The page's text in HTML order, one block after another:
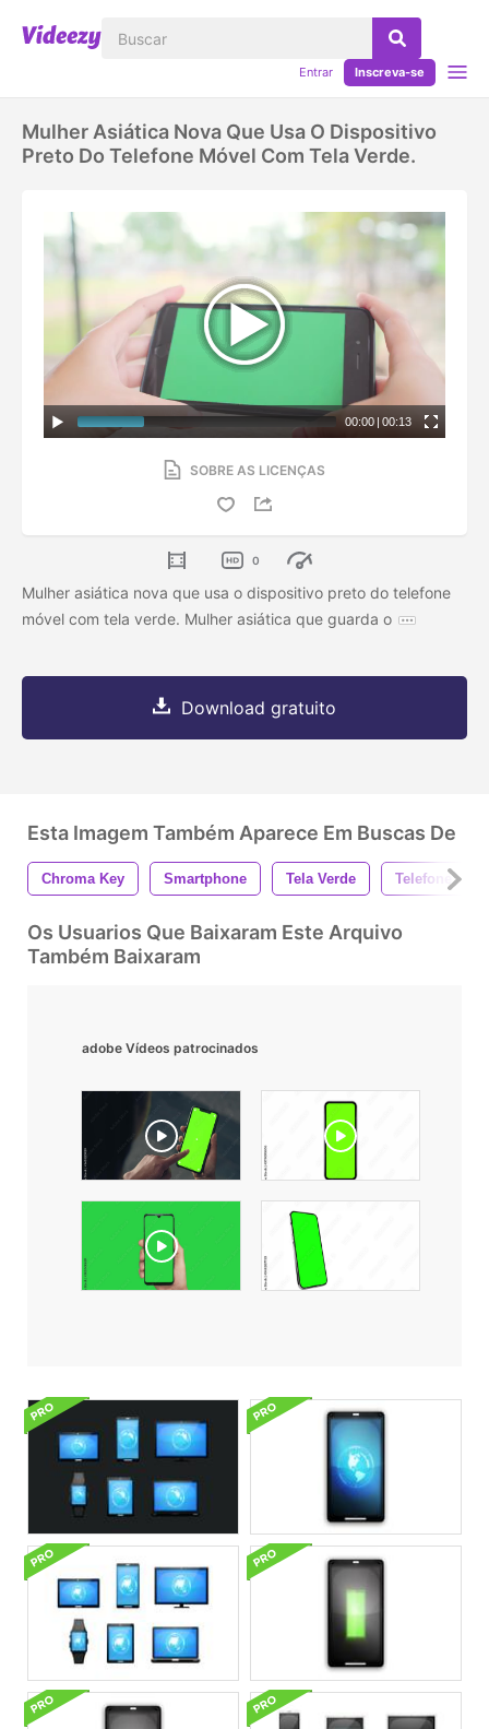
Entrar Inscreva-se
Mulher Asiática Nova Que Usa O Dispositivo
Preto Do Telefone Móvel Com Tela Verde.
00:00 | 00:13
SOBRE AS LICENÇAS
0
Mulher asiática nova que usa o dispositivo preto do telefone
móvel com tela verde. Mulher asiática que guarda o
Download gratuito
Esta Imagem Também Aparece Em Buscas De
Chroma Key Smartphone Tela Verde Telefone
Os Usuarios Que Baixaram Este Arquivo
Também Baixaram
adobe Vídeos patrocinados